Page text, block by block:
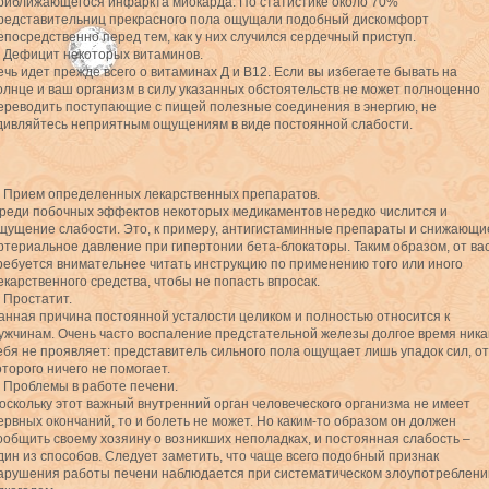
прекрасного пола ощущали подобный дискомфорт
перед тем, как у них случился сердечный приступ.
Дефицит некоторых витаминов.
идет прежде всего о витаминах Д и B12. Если вы избегаете бывать на
и ваш организм в силу указанных обстоятельств не может полноценно
поступающие с пищей полезные соединения в энергию, не
неприятным ощущениям в виде постоянной слабости.
Прием определенных лекарственных препаратов.
побочных эффектов некоторых медикаментов нередко числится и
слабости. Это, к примеру, антигистаминные препараты и
давление при гипертонии бета-блокаторы. Таким образом, от
внимательнее читать инструкцию по применению того или иного
средства, чтобы не попасть впросак.
Простатит.
причина постоянной усталости целиком и полностью относится к
Очень часто воспаление предстательной железы долгое время
не проявляет: представитель сильного пола ощущает лишь упадок сил, от
ничего не помогает.
Проблемы в работе печени.
этот важный внутренний орган человеческого организма не имеет
окончаний, то и болеть не может. Но каким-то образом он должен
своему хозяину о возникших неполадках, и постоянная слабость –
из способов. Следует заметить, что чаще всего подобный признак
работы печени наблюдается при систематическом